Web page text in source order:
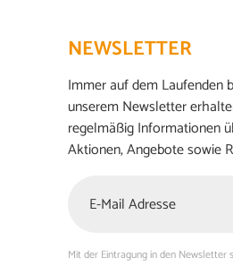
NEWSLETTER
Immer auf dem Laufenden
unserem Newsletter
regelmäßig Informationen
Aktionen, Angebote sowie
Mit der Eintragung in den Newsletter